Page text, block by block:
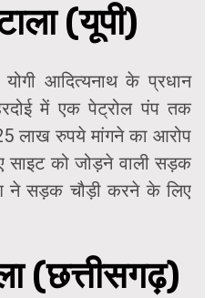
(यूपी)
आदित्यनाथ के प्रधान
में एक पेट्रोल पंप तक
लाख रुपये मांगने का आरोप
साइट को जोड़ने वाली सड़क
ने सड़क चौड़ी करने के लिए
(छत्तीसगढ़)